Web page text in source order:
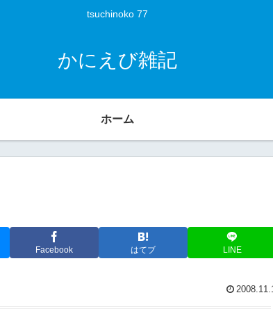
tsuchinoko 77
かにえび雑記
ホーム
Facebook はてブ LINE